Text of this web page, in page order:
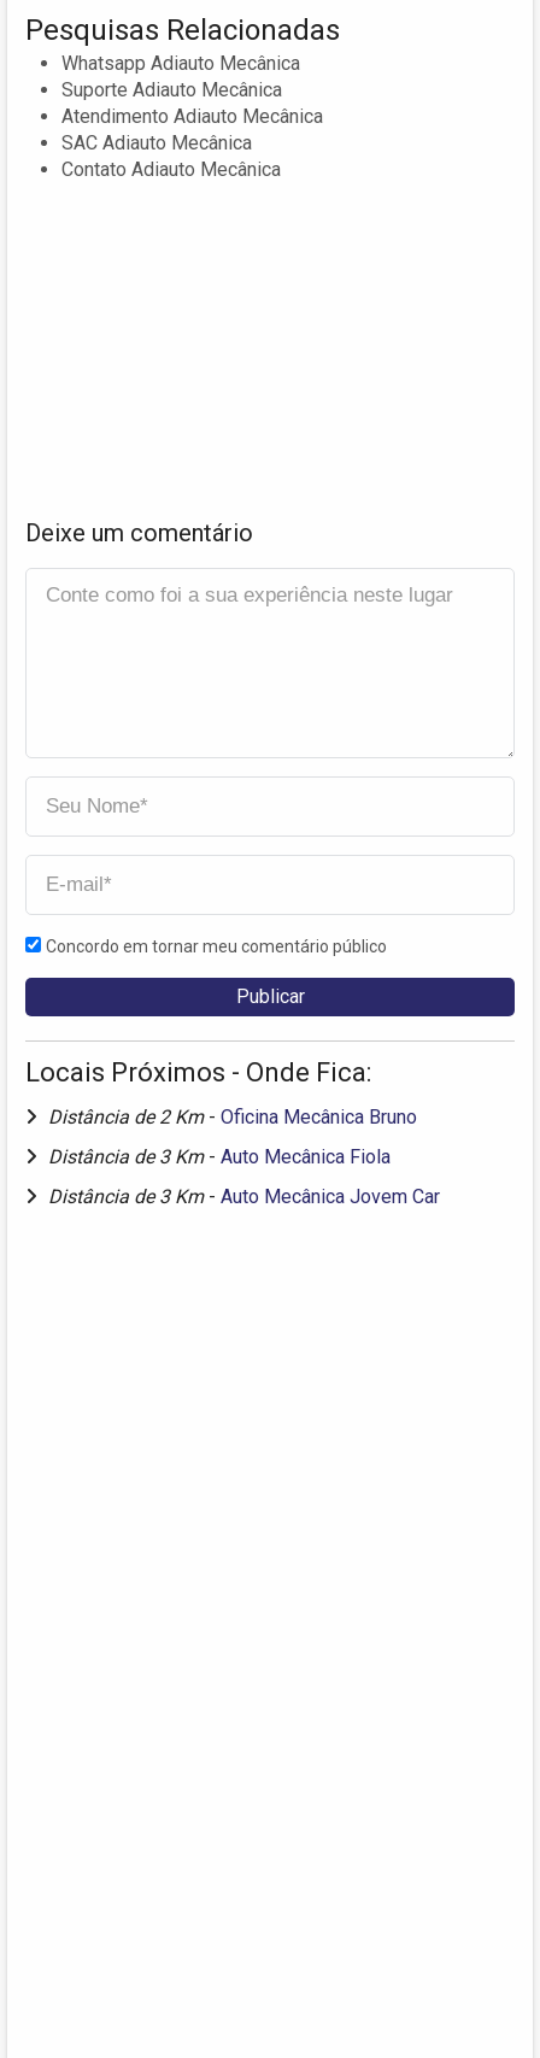
Pesquisas Relacionadas
Whatsapp Adiauto Mecânica
Suporte Adiauto Mecânica
Atendimento Adiauto Mecânica
SAC Adiauto Mecânica
Contato Adiauto Mecânica
Deixe um comentário
Concordo em tornar meu comentário público
Locais Próximos - Onde Fica:
Distância de 2 Km - Oficina Mecânica Bruno
Distância de 3 Km - Auto Mecânica Fiola
Distância de 3 Km - Auto Mecânica Jovem Car